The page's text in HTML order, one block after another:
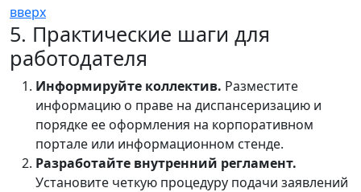
вверх
5. Практические шаги для
работодателя
Информируйте коллектив. Разместите
информацию о праве на диспансеризацию и
порядке ее оформления на корпоративном
портале или информационном стенде.
Разработайте внутренний регламент.
Установите четкую процедуру подачи заявлений